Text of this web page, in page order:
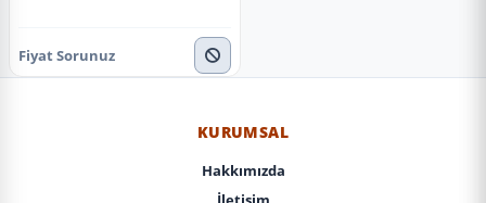
Fiyat Sorunuz
KURUMSAL
Hakkımızda